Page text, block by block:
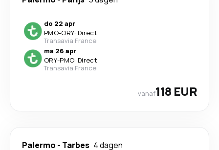
do 22 apr
PMO-ORY· Direct
Transavia France
ma 26 apr
ORY-PMO· Direct
Transavia France
vanaf118 EUR
Palermo - Tarbes 4 dagen